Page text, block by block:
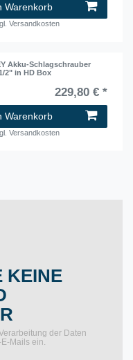
Warenkorb
Versandkosten
Akku-Schlagschrauber
2" in HD Box
229,80 € *
Warenkorb
Versandkosten
KEINE
der Daten
Mails ein.